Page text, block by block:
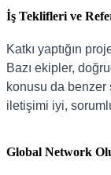
İş Teklifleri ve
Katkı yaptığın
Bazı ekipler,
konusu da benzer
iletişimi iyi,
Global Network